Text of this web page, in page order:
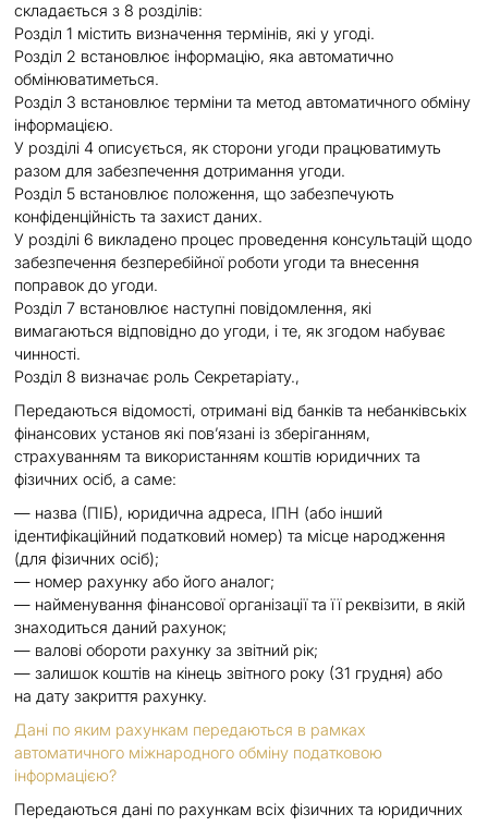
складається з 8 розділів:
Розділ 1 містить визначення термінів, які у угоді.
Розділ 2 встановлює інформацію, яка автоматично
обмінюватиметься.
Розділ 3 встановлює терміни та метод автоматичного обміну
інформацією.
У розділі 4 описується, як сторони угоди працюватимуть
разом для забезпечення дотримання угоди.
Розділ 5 встановлює положення, що забезпечують
конфіденційність та захист даних.
У розділі 6 викладено процес проведення консультацій щодо
забезпечення безперебійної роботи угоди та внесення
поправок до угоди.
Розділ 7 встановлює наступні повідомлення, які
вимагаються відповідно до угоди, і те, як згодом набуває
чинності.
Розділ 8 визначає роль Секретаріату.,
Передаються відомості, отримані від банків та небанківськіх
фінансових установ які пов’язані із зберіганням,
страхуванням та використанням коштів юридичних та
фізичних осіб, а саме:
— назва (ПІБ), юридична адреса, ІПН (або інший
ідентифікаційний податковий номер) та місце народження
(для фізичних осіб);
— номер рахунку або його аналог;
— найменування фінансової організації та її реквізити, в якій
знаходиться даний рахунок;
— валові обороти рахунку за звітний рік;
— залишок коштів на кінець звітного року (31 грудня) або
на дату закриття рахунку.
Дані по яким рахункам передаються в рамках
автоматичного міжнародного обміну податковою
інформацією?
Передаються дані по рахункам всіх фізичних та юридичних